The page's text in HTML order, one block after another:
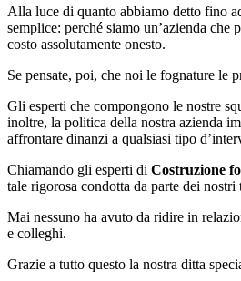
Alla luce di quanto abbiamo detto fino
semplice: perché siamo un’azienda che
costo assolutamente onesto.
Se pensate, poi, che noi le fognature le
Gli esperti che compongono le nostre
inoltre, la politica della nostra azienda
affrontare dinanzi a qualsiasi tipo
Chiamando gli esperti di Costruzione
tale rigorosa condotta da parte dei
Mai nessuno ha avuto da ridire in
e colleghi.
Grazie a tutto questo la nostra ditta